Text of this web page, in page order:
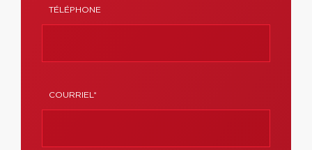
TÉLÉPHONE
COURRIEL*